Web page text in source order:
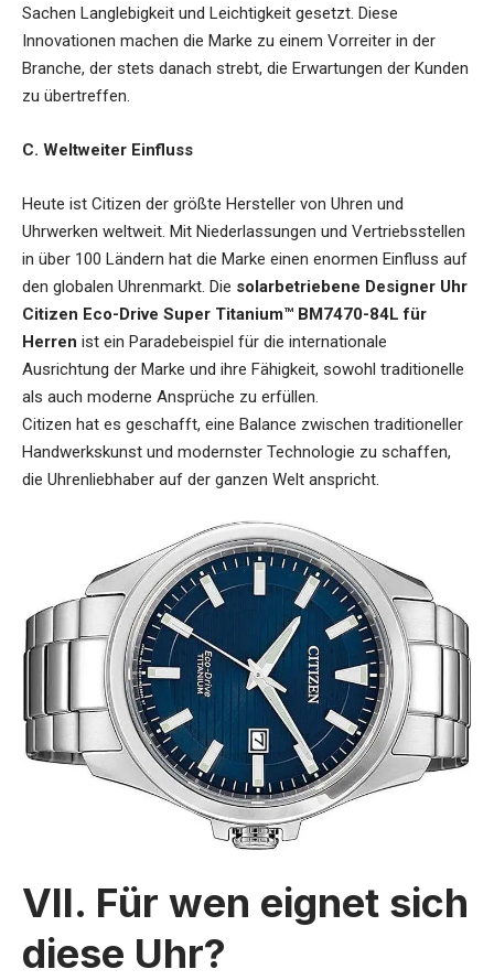
Sachen Langlebigkeit und Leichtigkeit gesetzt. Diese
Innovationen machen die Marke zu einem Vorreiter in der
Branche, der stets danach strebt, die Erwartungen der Kunden
zu übertreffen.
C. Weltweiter Einfluss
Heute ist Citizen der größte Hersteller von Uhren und
Uhrwerken weltweit. Mit Niederlassungen und Vertriebsstellen
in über 100 Ländern hat die Marke einen enormen Einfluss auf
den globalen Uhrenmarkt. Die solarbetriebene Designer Uhr
Citizen Eco-Drive Super Titanium™ BM7470-84L für
Herren ist ein Paradebeispiel für die internationale
Ausrichtung der Marke und ihre Fähigkeit, sowohl traditionelle
als auch moderne Ansprüche zu erfüllen.
Citizen hat es geschafft, eine Balance zwischen traditioneller
Handwerkskunst und modernster Technologie zu schaffen,
die Uhrenliebhaber auf der ganzen Welt anspricht.
VII. Für wen eignet sich
diese Uhr?